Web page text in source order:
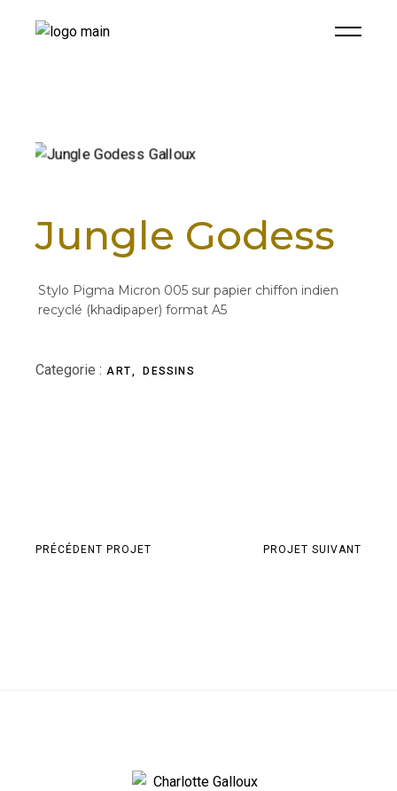
Jungle Godess
Stylo Pigma Micron 005 sur papier chiffon indien
recyclé (khadipaper) format A5
Categorie : ART DESSINS
PRÉCÉDENT PROJET PROJET SUIVANT